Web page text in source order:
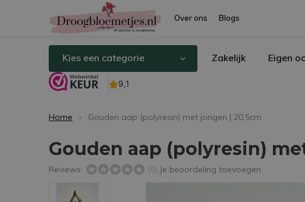
Over ons Blogs
Kies een categorie Zakelijk Eigen
Home Gouden aap (polyresin) met jongen | 20,5cm
Gouden aap (polyresin)
Reviews: (0) Je beoordeling toevoegen